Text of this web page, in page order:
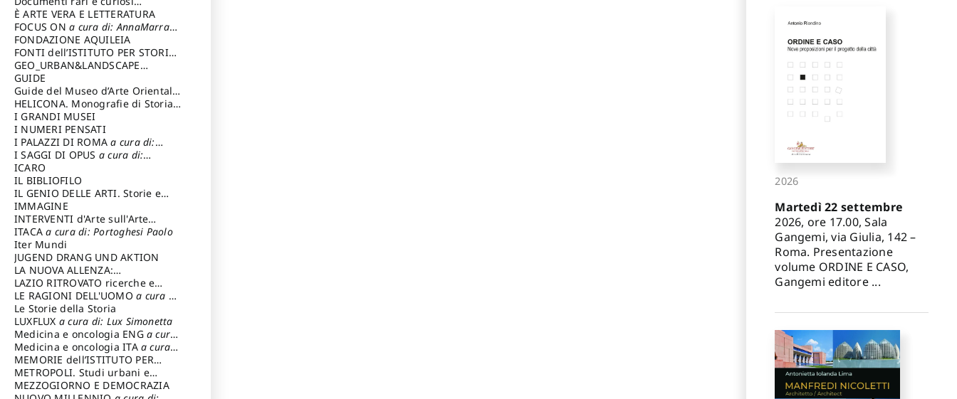
dall'Archivio Segreto
È ARTE VERA E LETTERATURA
FOCUS ONa cura di: AnnaMarra
Contemporanea
FONDAZIONE AQUILEIA
FONTI dell’ISTITUTO PER STORIA
DEL RISORGIMENTO
GEO_URBAN&LANDSCAPE
PLANNING (GULP)
Trusiani Elio
GUIDE
Guide del Museo d’Arte Orientale
“Giuseppe Tucci”
HELICONA. Monografie di Storia
dell'Artea cura di: Gallo Marco
I GRANDI MUSEI
I NUMERI PENSATI
I PALAZZI DI ROMAa cura di:
Ippoliti Alessandro
I SAGGI DI OPUS a cura di:
Scalesse Tommaso
ICARO
IL BIBLIOFILO
IL GENIO DELLE ARTI. Storie e
interpretazione
IMMAGINE
INTERVENTI d'Arte sull'Arte
dedicata alla cultura della
conservazione d’arte
Fondazione Paola Droghetti onlus
ITACAa cura di: Portoghesi Paolo
Iter Mundi
JUGEND DRANG UND AKTION
LA NUOVA ALLENZA:
ARCHITETTURA & AMBIENTE
LAZIO RITROVATO ricerche e
restauri
LE RAGIONI DELL'UOMOa cura di:
Lombardi Satriani Luigi
Le Storie della Storia
LUXFLUX a cura di: Lux Simonetta
Medicina e oncologia ENG a cura
di: Lopez Massimo
Medicina e oncologia ITA a cura
di: Lopez Massimo
MEMORIE dell’ISTITUTO PER
STORIA DEL RISORGIMENTO
METROPOLI. Studi urbani e
regionali
MEZZOGIORNO E DEMOCRAZIA
2026
Martedì 22 settembre
2026, ore 17.00, Sala
Gangemi, via Giulia, 142 –
Roma. Presentazione
volume ORDINE E CASO,
Gangemi editore ...